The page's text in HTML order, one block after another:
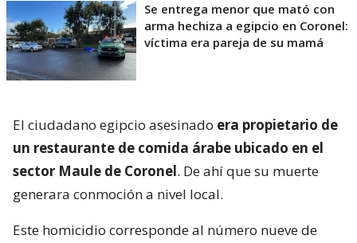
Se entrega menor que mató con
arma hechiza a egipcio en Coronel:
víctima era pareja de su mamá
El ciudadano egipcio asesinado era propietario de
un restaurante de comida árabe ubicado en el
sector Maule de Coronel. De ahí que su muerte
generara conmoción a nivel local.
Este homicidio corresponde al número nueve de